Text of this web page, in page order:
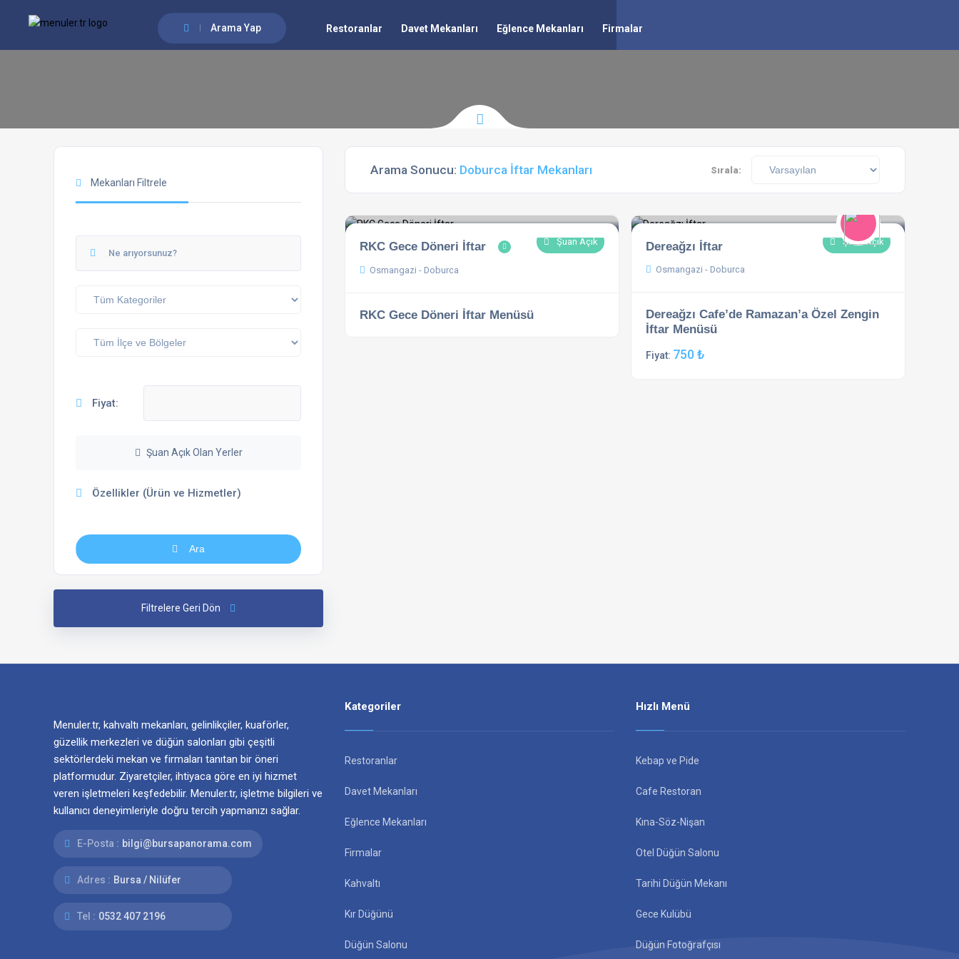
Arama Yap Restoranlar Davet Mekanları Eğlence Mekanları Firmalar
Mekanları Filtrele
Fiyat:
Şuan Açık Olan Yerler
Özellikler (Ürün ve Hizmetler)
Ara
Filtrelere Geri Dön
Arama Sonucu: Doburca İftar Mekanları Sırala:
Şuan Açık
RKC Gece Döneri İftar
Osmangazi - Doburca
RKC Gece Döneri İftar Menüsü
Şuan Açık
Dereağzı İftar
Osmangazi - Doburca
Dereağzı Cafe’de Ramazan’a Özel Zengin
İftar Menüsü
Fiyat: 750 ₺
Menuler.tr, kahvaltı mekanları, gelinlikçiler, kuaförler,
güzellik merkezleri ve düğün salonları gibi çeşitli
sektörlerdeki mekan ve firmaları tanıtan bir öneri
platformudur. Ziyaretçiler, ihtiyaca göre en iyi hizmet
veren işletmeleri keşfedebilir. Menuler.tr, işletme bilgileri ve
kullanıcı deneyimleriyle doğru tercih yapmanızı sağlar.
E-Posta : bilgi@bursapanorama.com
Adres : Bursa / Nilüfer
Tel : 0532 407 2196
Kategoriler
Restoranlar
Davet Mekanları
Eğlence Mekanları
Firmalar
Kahvaltı
Kır Düğünü
Düğün Salonu
Hızlı Menü
Kebap ve Pide
Cafe Restoran
Kına-Söz-Nişan
Otel Düğün Salonu
Tarihi Düğün Mekanı
Gece Kulübü
Düğün Fotoğrafçısı